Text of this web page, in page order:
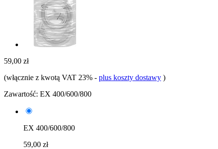
59,00 zł
(włącznie z kwotą VAT 23% - plus koszty dostawy )
Zawartość: EX 400/600/800
EX 400/600/800
59,00 zł